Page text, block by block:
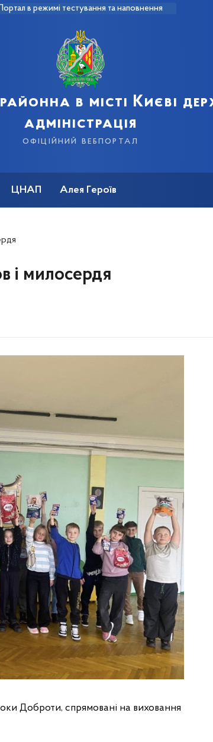
в режимі тестування та наповнення
в місті Києві
адміністрація
офіційний вебпортал
ЦНАП Алея Героїв
і милосердя
Доброти, спрямовані на виховання